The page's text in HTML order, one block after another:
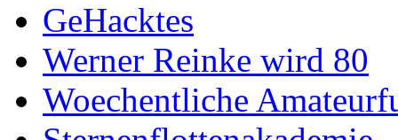
GeHacktes
Werner Reinke wird 80
Woechentliche